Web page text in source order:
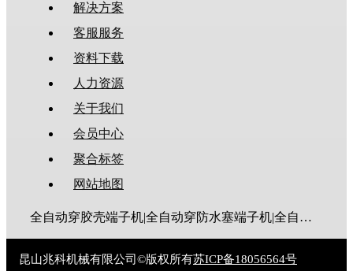
解决方案
客服服务
资料下载
人力资源
关于我们
会员中心
聚合标签
网站地图
全自动穿胶壳端子机|全自动穿防水塞端子机|全自动穿热缩管端子机|全自动穿护套端子机|全自动穿号码管端子机|全自动端子机|全自动穿防水栓端子机|端子压着机|端子压接机|静音端子机|多芯线端子机|护套线端子机|全自动排线端子机|新能源大平方压接机|电脑剥线机|自动剥线机|裁线机|剥线机
昆山兆科机械有限公司©版权所有苏ICP备18056564号